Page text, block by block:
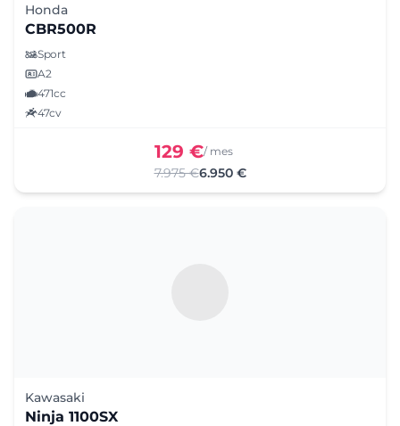
Honda
CBR500R
Sport
A2
471cc
47cv
129 €/ mes
7.975 €6.950 €
Kawasaki
Ninja 1100SX